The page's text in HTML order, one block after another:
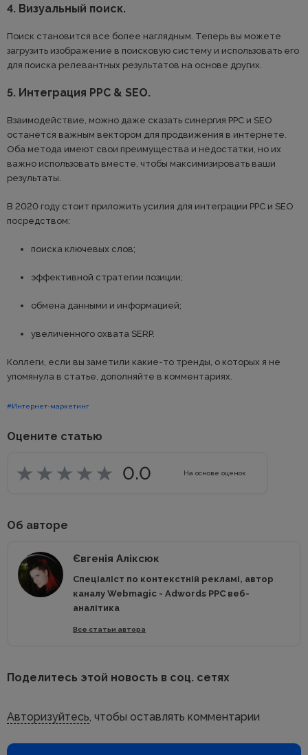
4. Визуальный поиск.
Поиск становится все более наглядным. Теперь вы можете
загрузить изображение в поисковую систему и использовать его
для поиска релевантных результатов на основе других.
5. Интеграция PPC & SEO.
Взаимодействие, можно даже сказать синергия PPC и SEO
останется важным вектором для продвижения в интернете.
Оба метода имеют свои преимущества и недостатки, но их
важно использовать вместе, чтобы максимизировать ваши
результаты.
В 2020 году стоит приложить усилия для интеграции PPC и SEO
посредством:
поиска ключевых слов;
эффективной стратегии позиции;
обмена данными и информацией;
увеличенного охвата SERP.
Коллеги, если вы заметили какие-то тренды, о которых я не
упомянула в статье, дополняйте в комментариях.
#Интернет-маркетинг
Оцените статью
0.0 На основе оценок
Об авторе
Євгенія Аліксюк
Спеціаліст по контекстній рекламі, автор
каналу Webmagic - Adwords PPC веб-
аналітика
Все статьи автора
Поделитесь этой новость в соц. сетях
Авторизуйтесь, чтобы оставлять комментарии